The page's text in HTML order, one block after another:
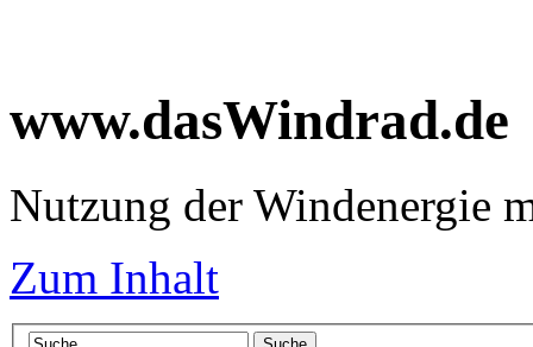
www.dasWindrad.de
Nutzung der Windenergie
Zum Inhalt